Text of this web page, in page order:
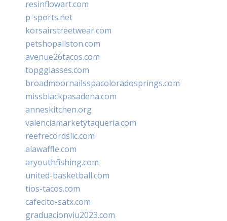
resinflowart.com
p-sports.net
korsairstreetwear.com
petshopallston.com
avenue26tacos.com
topgglasses.com
broadmoornailsspacoloradosprings.com
missblackpasadena.com
anneskitchen.org
valenciamarketytaqueria.com
reefrecordsllc.com
alawaffle.com
aryouthfishing.com
united-basketball.com
tios-tacos.com
cafecito-satx.com
graduacionviu2023.com